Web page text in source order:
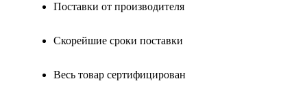
Поставки от производителя
Скорейшие сроки поставки
Весь товар сертифицирован